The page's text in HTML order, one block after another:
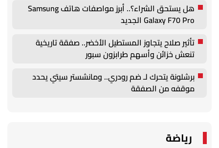
هل يستحق الشراء؟.. أبرز مواصفات هاتف Samsung
Galaxy F70 Pro الجديد
تأثير صلاح يتجاوز المستطيل الأخضر.. صفقة تاريخية
تنعش خزائن وأسهم طرابزون سبور
برشلونة يتحرك لـ ضم رودري.. ومانشستر سيتي يحدد
موقفه من الصفقة
رياضة